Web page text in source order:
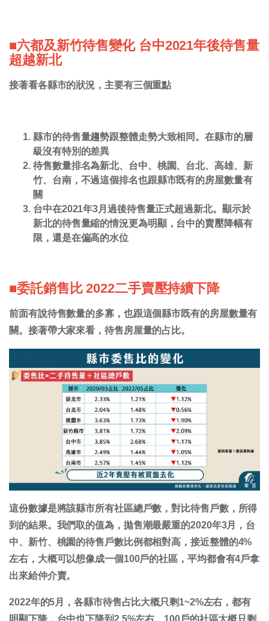
■六都及新竹待售變化 台中2021年後待售量
超越新北
接著看各縣市的狀況，主要有三個重點
縣市的待售量趨勢跟整體走勢大致相同。在縣市的層
級沒有特別的差異
待售數量排名為新北、台中、桃園、台北、高雄、新
竹、台南，不過這個排名也跟縣市既有的房屋數量有
關
台中在2021年3月過後待售量正式超過新北。顯示於
新北的待售量縮的情況更為明顯，台中的賣壓降幅有
限，還是在偏高的水位
■委託銷售比 2022二手賣壓持續下降
前面有說待售數量的多寡，也跟這個縣市既有的房屋數量有
關。接著帶大家來看，待售房屋量的占比。
這份數據是將該縣市所有社區總戶數，對比待售戶數，所得
到的結果。我們取的值為，拋售潮最嚴重的2020年3月，台
中、新竹、桃園的待售戶數比例都相對高，接近整體的4%
左右，大概可以想像成一個100戶的社區，平均都會有4戶拿
出來給仲介賣。
2022年的5月，各縣市待售占比大概只剩1~2%左右，都有
明顯下降，台中也下降到2.5%左右。100戶的社區大概只剩